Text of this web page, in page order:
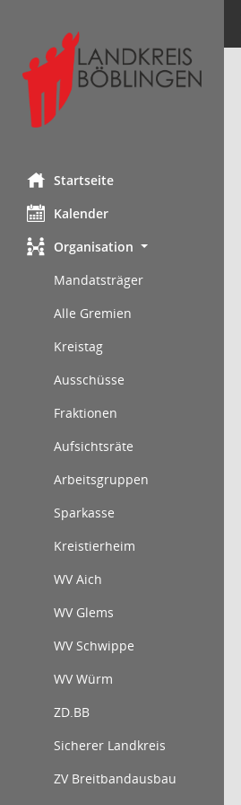
Startseite
Kalender
Organisation
Mandatsträger
Alle Gremien
Kreistag
Ausschüsse
Fraktionen
Aufsichtsräte
Arbeitsgruppen
Sparkasse
Kreistierheim
WV Aich
WV Glems
WV Schwippe
WV Würm
ZD.BB
Sicherer Landkreis
ZV Breitbandausbau